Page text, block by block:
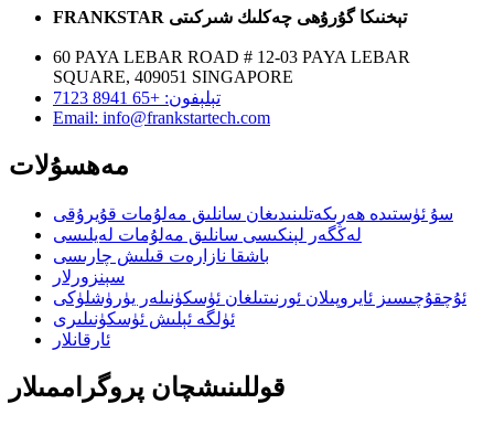
FRANKSTAR تېخنىكا گۇرۇھى چەكلىك شىركىتى
60 PAYA LEBAR ROAD # 12-03 PAYA LEBAR
SQUARE, 409051 SINGAPORE
تېلېفون: +65 8941 7123
Email: info@frankstartech.com
مەھسۇلات
سۇ ئۈستىدە ھەرىكەتلىنىدىغان سانلىق مەلۇمات قۇيرۇقى
لەڭگەر لېنكىسى سانلىق مەلۇمات لەيلىسى
باشقا نازارەت قىلىش چارىسى
سېنزورلار
ئۇچقۇچىسىز ئايروپىلان ئورنىتىلغان ئۈسكۈنىلەر يۈرۈشلۈكى
ئۈلگە ئېلىش ئۈسكۈنىلىرى
ئارقانلار
قوللىنىشچان پروگراممىلار